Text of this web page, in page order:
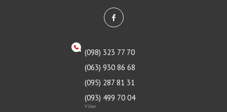
(098) 323 77 70
(063) 930 86 68
(095) 287 81 31
(093) 499 70 04
Viber